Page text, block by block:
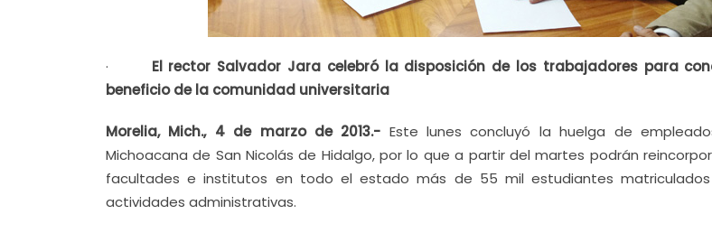
· El rector Salvador Jara celebró la disposición de los trabajadores para
beneficio de la comunidad universitaria
Morelia, Mich., 4 de marzo de 2013.- Este lunes concluyó la huelga de
Michoacana de San Nicolás de Hidalgo, por lo que a partir del martes podrán
facultades e institutos en todo el estado más de 55 mil estudiantes
actividades administrativas.